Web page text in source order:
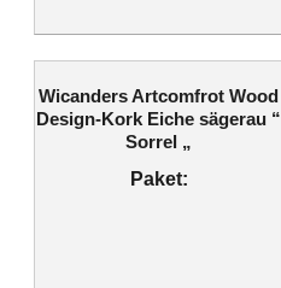
Wicanders Artcomfrot Wood
Design-Kork Eiche sägerau “
Sorrel „
Paket: